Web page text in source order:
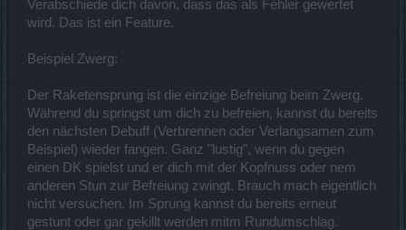
Das ist ein eindeutiger Fehler in der Programmierung, denn kein
Monster kann ganz genau
anderen Klassen mit deren Ausweichskills auch so ist.)
Deshalb bitte diesen Programmier-Fehler beheben und die
Monster erst auf die Richtungs-
änderung des Waldis reagieren lassen, wenn der Klingentanz zu
Ende ausgeführt wurde.
Edit: Damit das Thema komplett ist, sei hier noch der Hechtsprung
mit angeführt, denn
auch bei diesem Skill wissen die Monster vorher schon, wo man
ankommen wird, wie
andere Forums-User richtig ergänzt haben.
Verabschiede dich davon, dass das als Fehler gewertet
wird. Das ist ein Feature.
Beispiel Zwerg:
Der Raketensprung ist die einzige Befreiung beim Zwerg.
Während du springst um dich zu befreien, kannst du bereits
den nächsten Debuff (Verbrennen oder Verlangsamen zum
Beispiel) wieder fangen. Ganz "lustig", wenn du gegen
einen DK spielst und er dich mit der Kopfnuss oder nem
anderen Stun zur Befreiung zwingt. Brauch mach eigentlich
nicht versuchen. Im Sprung kannst du bereits erneut
gestunt oder gar gekillt werden mitm Rundumschlag.